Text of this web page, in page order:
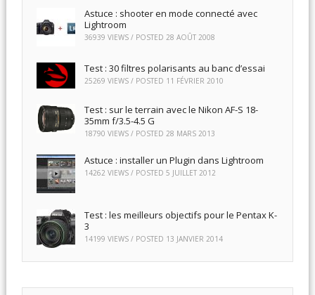
Astuce : shooter en mode connecté avec
Lightroom
36939 VIEWS / POSTED 28 AOÛT 2008
Test : 30 filtres polarisants au banc d’essai
25269 VIEWS / POSTED 11 FÉVRIER 2010
Test : sur le terrain avec le Nikon AF-S 18-
35mm f/3.5-4.5 G
18790 VIEWS / POSTED 28 MARS 2013
Astuce : installer un Plugin dans Lightroom
14262 VIEWS / POSTED 5 JUILLET 2012
Test : les meilleurs objectifs pour le Pentax K-
3
14199 VIEWS / POSTED 13 JANVIER 2014